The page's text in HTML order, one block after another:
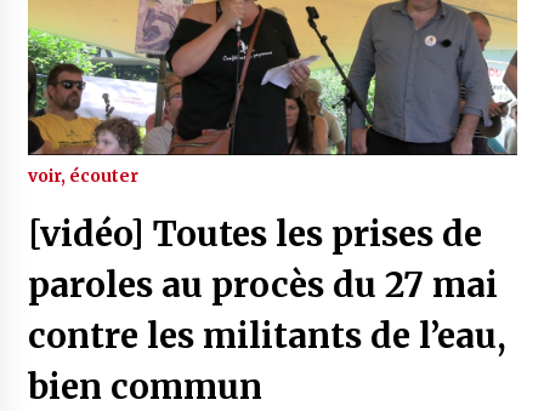
voir, écouter
[vidéo] Toutes les prises de
paroles au procès du 27 mai
contre les militants de l’eau,
bien commun